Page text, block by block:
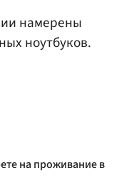
намерены
ноутбуков.
на проживание в